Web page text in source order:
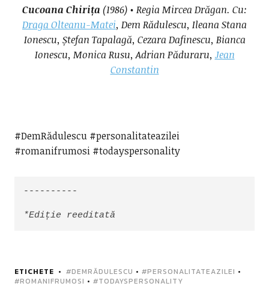
Cucoana Chirița (1986) • Regia Mircea Drăgan. Cu:
Draga Olteanu-Matei, Dem Rădulescu, Ileana Stana
Ionescu, Ștefan Tapalagă, Cezara Dafinescu, Bianca
Ionescu, Monica Rusu, Adrian Păduraru, Jean
Constantin
#DemRădulescu #personalitateazilei
#romanifrumosi #todayspersonality
----------
*Ediție reeditată
ETICHETE #DEMRĂDULESCU • #PERSONALITATEAZILEI •
#ROMANIFRUMOSI • #TODAYSPERSONALITY